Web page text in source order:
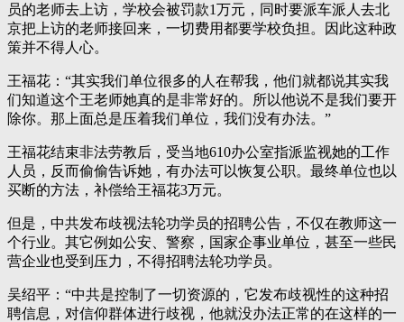
员的老师去上访，学校会被罚款1万元，同时要派车派人去北
京把上访的老师接回来，一切费用都要学校负担。因此这种政
策并不得人心。
王福花：“其实我们单位很多的人在帮我，他们就都说其实我
们知道这个王老师她真的是非常好的。所以他说不是我们要开
除你。那上面总是压着我们单位，我们没有办法。”
王福花结束非法劳教后，受当地610办公室指派监视她的工作
人员，反而偷偷告诉她，有办法可以恢复公职。最终单位也以
买断的方法，补偿给王福花3万元。
但是，中共发布歧视法轮功学员的招聘公告，不仅在教师这一
个行业。其它例如公安、警察，国家企事业单位，甚至一些民
营企业也受到压力，不得招聘法轮功学员。
吴绍平：“中共是控制了一切资源的，它发布歧视性的这种招
聘信息，对信仰群体进行歧视，他就没办法正常的在这样的一